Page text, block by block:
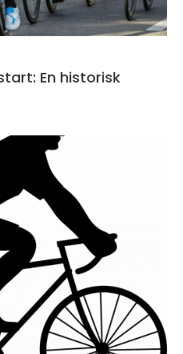
En historisk